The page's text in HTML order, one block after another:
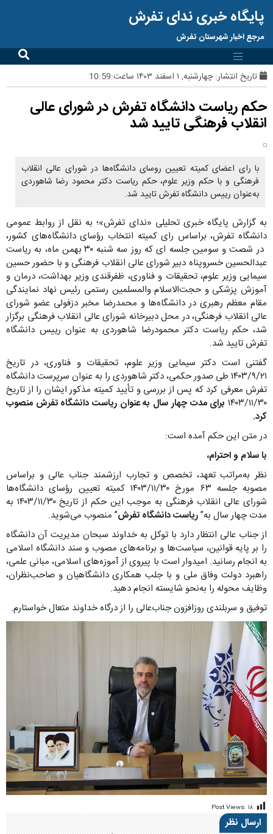
پایگاه خبری ندای تفرش
مرجع اخبار شهرستان تفرش
تاریخ انتشار:چهارشنبه, ۱ اسفند ۱۴۰۳ ساعت:10:59
حکم ریاست دانشگاه تفرش در شورای عالی
انقلاب فرهنگی تایید شد
با رای اعضای کمیته تعیین روسای دانشگاه‌ها در شورای عالی انقلاب
فرهنگی و با حکم وزیر علوم، حکم ریاست دکتر محمود رضا شاهوردی
به‌عنوان رییس دانشگاه تفرش تایید شد.
به گزارش پایگاه خبری تحلیلی «ندای تفرش»؛ به نقل از روابط عمومی
دانشگاه تفرش، براساس رای کمیته انتخاب رؤسای دانشگاه‌های کشور،
در شصت و سومین جلسه ای که روز سه شنبه ۳۰ بهمن ماه، به ریاست
عبدالحسین خسروپناه دبیر شورای عالی انقلاب فرهنگی و با حضور حسین
سیمایی وزیر علوم، تحقیقات و فناوری، ظفرقندی وزیر بهداشت، درمان و
آموزش پزشکی و حجت‌الاسلام والمسلمین رستمی رئیس نهاد نمایندگی
مقام معظم رهبری در دانشگاه‌ها و محمدرضا مخبر دزفولی عضو شورای
عالی انقلاب فرهنگی، در محل دبیرخانه شورای عالی انقلاب فرهنگی برگزار
شد، حکم ریاست دکتر محمودرضا شاهوردی به عنوان رییس دانشگاه
تفرش تایید شد.
گفتنی است دکتر سیمایی وزیر علوم، تحقیقات و فناوری، در تاریخ
۱۴۰۳/۹/۲۱ طی صدور حکمی، دکتر شاهوردی را به عنوان سرپرست دانشگاه
تفرش معرفی کرد که پس از بررسی و تأیید کمیته مذکور ایشان را از تاریخ
۱۴۰۳/۱۱/۳۰ برای مدت چهار سال به عنوان ریاست دانشگاه تفرش منصوب
کرد.
در متن این حکم آمده است:
با سلام و احترام،
نظر به‌مراتب تعهد، تخصص و تجارب ارزشمند جناب عالی و براساس
مصوبه جلسه ۶۳ مورخ ۱۴۰۳/۱۱/۳۰ کمیته تعیین رؤسای دانشگاه‌ها
شورای عالی انقلاب فرهنگی به موجب این حکم از تاریخ ۱۴۰۳/۱۱/۳۰ به
مدت چهار سال به”ریاست دانشگاه تفرش” منصوب می‌شوید.
از جناب عالی انتظار دارد با توکل به خداوند سبحان مدیریت آن دانشگاه
را بر پایه قوانین، سیاست‌ها و برنامه‌های مصوب و سند دانشگاه اسلامی
به انجام رسانید. امیدوار است با پیروی از آموزه‌های اسلامی، مبانی علمی،
راهبرد دولت وفاق ملی و با جلب همکاری دانشگاهیان و صاحب‌نظران،
وظایف محوله را به‌نحو شایسته انجام دهید.
توفیق و سربلندی روزافزون جناب‌عالی را از درگاه خداوند متعال خواستارم.
Post Views: ۱۸
ارسال نظر